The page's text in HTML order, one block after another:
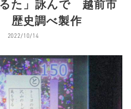
るた」詠んで 越前市
歴史調べ製作
2022/10/14